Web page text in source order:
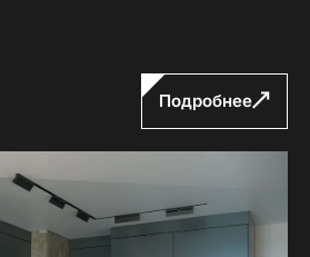
Подробнее